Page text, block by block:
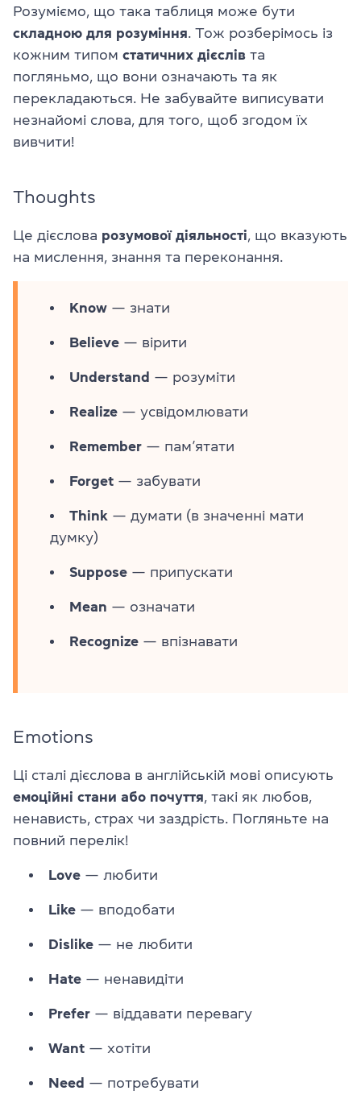
Розуміємо, що така таблиця може бути
складною для розуміння. Тож розберімось із
кожним типом статичних дієслів та
погляньмо, що вони означають та як
перекладаються. Не забувайте виписувати
незнайомі слова, для того, щоб згодом їх
вивчити!
Thoughts
Це дієслова розумової діяльності, що вказують
на мислення, знання та переконання.
Know — знати
Believe — вірити
Understand — розуміти
Realize — усвідомлювати
Remember — пам’ятати
Forget — забувати
Think — думати (в значенні мати
думку)
Suppose — припускати
Mean — означати
Recognize — впізнавати
Emotions
Ці сталі дієслова в англійській мові описують
емоційні стани або почуття, такі як любов,
ненависть, страх чи заздрість. Погляньте на
повний перелік!
Love — любити
Like — вподобати
Dislike — не любити
Hate — ненавидіти
Prefer — віддавати перевагу
Want — хотіти
Need — потребувати